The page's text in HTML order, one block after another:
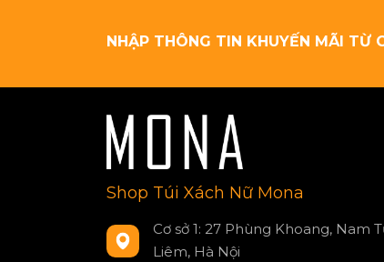
NHẬP THÔNG TIN KHUYẾN MÃI TỪ
Shop Túi Xách Nữ Mona
Cơ sở 1: 27 Phùng Khoang, Nam
Liêm, Hà Nội